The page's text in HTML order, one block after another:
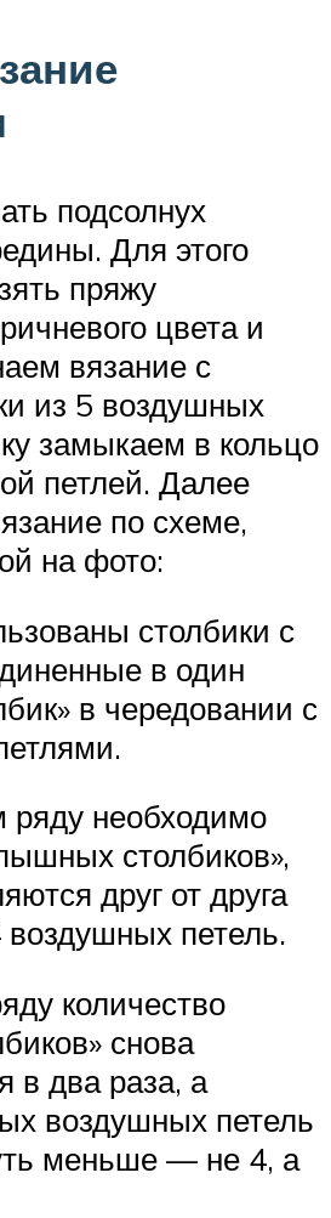
подсолнух
Для этого
пряжу
цвета и
вязание с
из 5 воздушных
замыкаем в кольцо
петлей. Далее
по схеме,
на фото:
столбики с
в один
в чередовании с
ряду необходимо
столбиков»,
друг от друга
петель.
количество
снова
в два раза, а
воздушных петель
меньше — не 4, а